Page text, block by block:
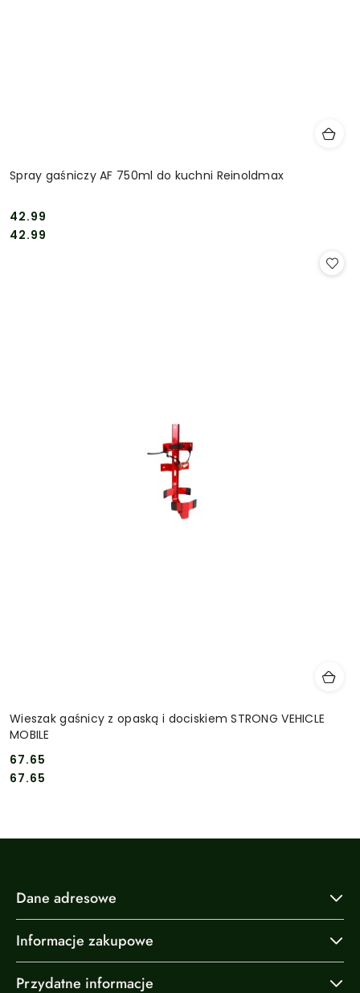
Spray gaśniczy AF 750ml do kuchni Reinoldmax
Cena:
42.99
Cena:
42.99
Wieszak gaśnicy z opaską i dociskiem STRONG VEHICLE
MOBILE
Cena:
67.65
Cena:
67.65
Dane adresowe
Informacje zakupowe
Przydatne informacje